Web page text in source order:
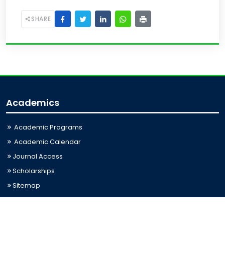
SHARE
Academics
Academic Programs
Academic Calendar
Journal Access
Scholarships
Sitemap